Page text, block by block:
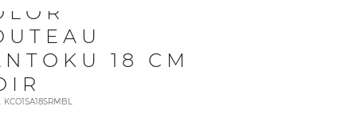
18 CM
KCO1SA18SRMBL